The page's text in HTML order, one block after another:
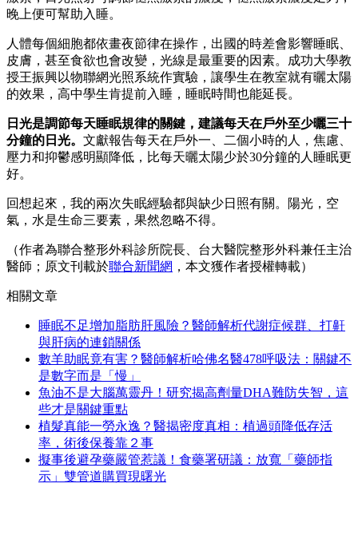
晚上便可幫助入睡。
人體每個細胞都依畫夜節律在操作，出國的時差會影響睡眠、
皮膚，甚至食欲也會改變，光線是最重要的因素。成功大學教
授王振興以物聯網光照系統作實驗，讓學生在教室就有曬太陽
的效果，高中學生肯提前入睡，睡眠時間也能延長。
日光是調節每天睡眠規律的關鍵，建議每天在戶外至少曬三十
分鐘的日光。 文獻報告每天在戶外一、二個小時的人，焦慮、
壓力和抑鬱感明顯降低，比每天曬太陽少於30分鐘的人睡眠更
好。
回想起來，我的兩次失眠經驗都與缺少日照有關。陽光，空
氣，水是生命三要素，果然忽略不得。
（作者為聯合整形外科診所院長、台大醫院整形外科兼任主治
醫師；原文刊載於聯合新聞網 ，本文獲作者授權轉載）
相關文章
睡眠不足增加脂肪肝風險？醫師解析代謝症候群、打鼾
與肝病的連鎖關係
數羊助眠竟有害？醫師解析哈佛名醫478呼吸法：關鍵不
是數字而是「慢」
魚油不是大腦萬靈丹！研究揭高劑量DHA難防失智，這
些才是關鍵重點
植髮真能一勞永逸？醫揭密度真相：植過頭降低存活
率，術後保養靠２事
擬事後避孕藥嚴管惹議！食藥署研議：放寬「藥師指
示」雙管道購買現曙光